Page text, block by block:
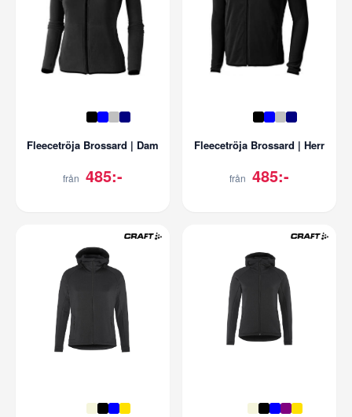
Fleecetröja Brossard | Dam
från 485:-
Fleecetröja Brossard | Herr
från 485:-